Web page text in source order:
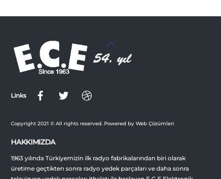
Back
Top
Links
Copyright 2021 © All rights reserved. Powered by Web Çözümleri
HAKKIMIZDA
1963 yılında Türkiyemizin ilk radyo fabrikalarından biri olarak
üretime geçtikten sonra radyo yedek parçaları ve daha sonra